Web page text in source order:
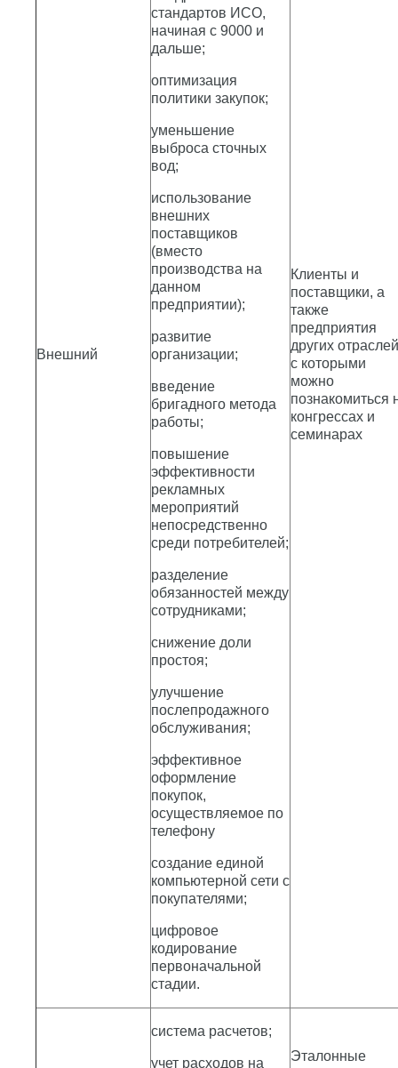
Внешний
стандартов ИСО,
начиная с 9000 и
дальше;
оптимизация
политики закупок;
уменьшение
выброса сточных
вод;
использование
внешних
поставщиков
(вместо
производства на
данном
предприятии);
развитие
организации;
введение
бригадного метода
работы;
повышение
эффективности
рекламных
мероприятий
непосредственно
среди потребителей;
разделение
обязанностей между
сотрудниками;
снижение доли
простоя;
улучшение
послепродажного
обслуживания;
эффективное
оформление
покупок,
осуществляемое по
телефону
создание единой
компьютерной сети с
покупателями;
цифровое
кодирование
первоначальной
стадии.
Клиенты и
поставщики, а
также
предприятия
других
с которыми
можно
познакомиться
конгрессах и
семинарах
система расчетов;
учет расходов на
Эталонные